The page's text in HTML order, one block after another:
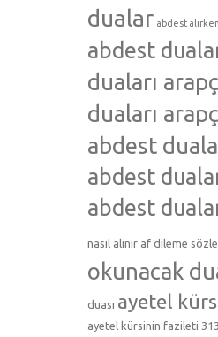
dualar abdest
abdest
duaları
duaları
abdest
abdest
abdest
nasıl alınır af dileme
okunacak
duası ayetel
ayetel kürsinin fazileti 313